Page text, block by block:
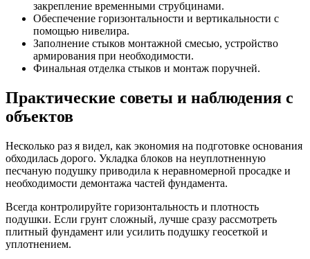
закрепление временными струбцинами.
Обеспечение горизонтальности и вертикальности с
помощью нивелира.
Заполнение стыков монтажной смесью, устройство
армирования при необходимости.
Финальная отделка стыков и монтаж поручней.
Практические советы и наблюдения с
объектов
Несколько раз я видел, как экономия на подготовке основания
обходилась дорого. Укладка блоков на неуплотненную
песчаную подушку приводила к неравномерной просадке и
необходимости демонтажа частей фундамента.
Всегда контролируйте горизонтальность и плотность
подушки. Если грунт сложный, лучше сразу рассмотреть
плитный фундамент или усилить подушку геосеткой и
уплотнением.